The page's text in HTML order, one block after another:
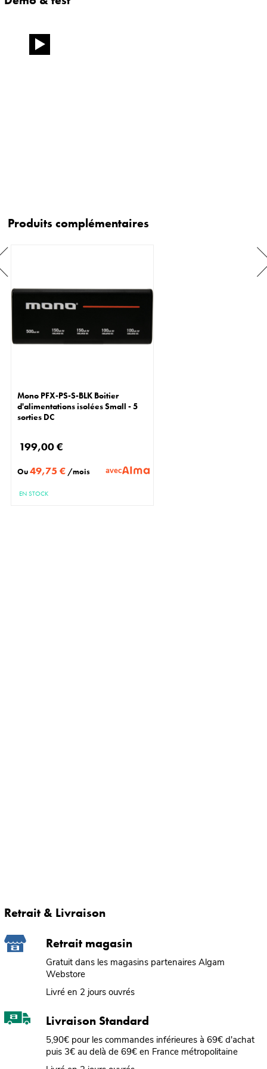
Produits complémentaires
Mono PFX-PS-S-BLK Boitier
d'alimentations isolées Small - 5
sorties DC
199,00 €
Ou49,75 € /mois avec
EN STOCK
Retrait & Livraison
Retrait magasin
Gratuit dans les magasins partenaires Algam
Webstore
Livré en 2 jours ouvrés
Livraison Standard
5,90€ pour les commandes inférieures à 69€ d'achat
puis 3€ au delà de 69€ en France métropolitaine